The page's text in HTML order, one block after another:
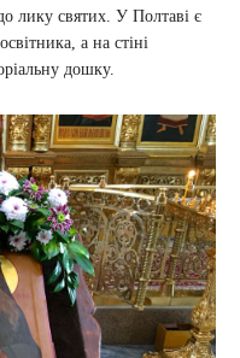
лику святих. У Полтаві є
а на стіні
дошку.